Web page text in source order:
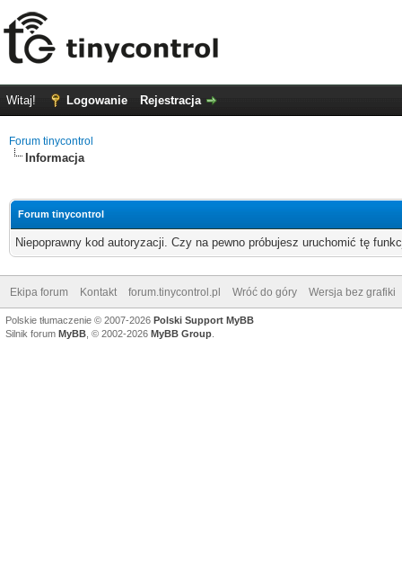
Witaj! Logowanie Rejestracja
Forum tinycontrol
Informacja
Forum tinycontrol
Niepoprawny kod autoryzacji. Czy na pewno próbujesz uruchomić tę
Ekipa forum Kontakt forum.tinycontrol.pl Wróć do góry Wersja bez grafiki
Polskie tłumaczenie © 2007-2026 Polski Support MyBB
Silnik forum MyBB , © 2002-2026 MyBB Group